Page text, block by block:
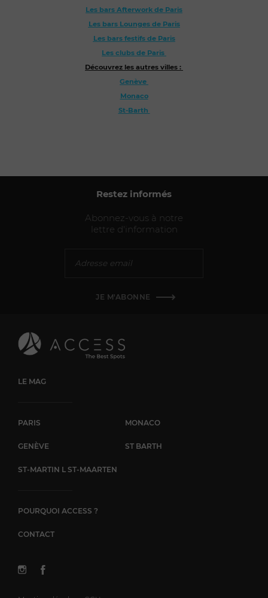
Les bars Afterwork de Paris
Les bars Lounges de Paris
Les bars festifs de Paris
Les clubs de Paris
Découvrez les autres villes :
Genève
Monaco
St-Barth
Restez informés
Abonnez-vous à notre
lettre d'information
JE M'ABONNE
LE MAG
PARIS MONACO
GENÈVE ST BARTH
ST-MARTIN L ST-MAARTEN
POURQUOI ACCESS ?
CONTACT